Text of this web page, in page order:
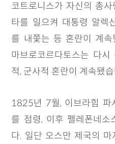
코트로니스가 자신의 총
타를 일으켜 대통령 알렉
를 내쫓는 등 혼란이 계속
마브로코르다토스는 다시
적, 군사적 혼란이 계속됐
1825년 7월, 이브라힘 파
를 점령, 이후 펠레폰네소
다. 일단 오스만 제국의